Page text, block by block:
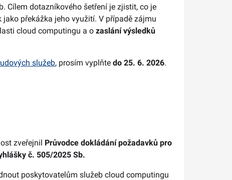
Cílem dotazníkového šetření je zjistit, co je
překážka jeho využití. V případě zájmu
cloud computingu a o zaslání výsledků
služeb, prosím vyplňte do 25. 6. 2026.
zveřejnil Průvodce dokládání požadavků pro
č. 505/2025 Sb.
poskytovatelům služeb cloud computingu